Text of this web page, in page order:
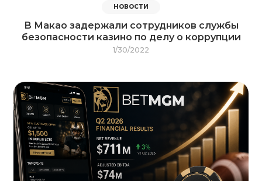
НОВОСТИ
В Макао задержали сотрудников службы
безопасности казино по делу о коррупции
1/30/2022